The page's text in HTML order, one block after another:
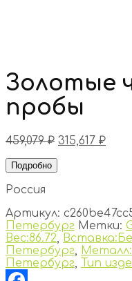
Золотые
пробы
459,079₽ 315,617 ₽
Подробно
Россия
Артикул:
Петербург Метки:
Вес:86.72,
Петербург,
Петербург, Тип